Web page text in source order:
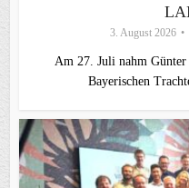
3. August 2026
Am 27. Juli nahm Günter
Bayerischen